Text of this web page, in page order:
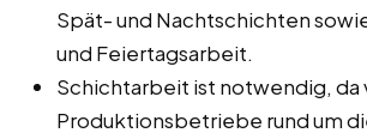
Spät- und Nachtschichten
und Feiertagsarbeit.
Schichtarbeit ist notwendig, da
Produktionsbetriebe rund um